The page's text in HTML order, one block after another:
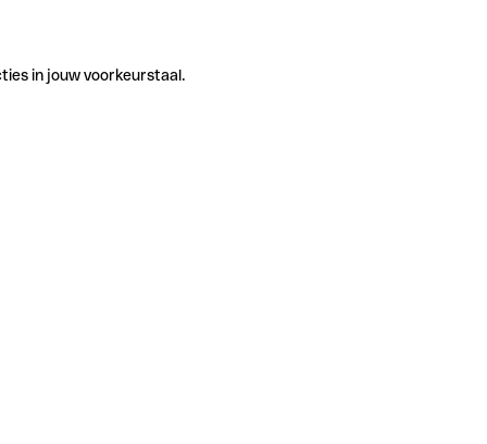
in jouw voorkeurstaal.